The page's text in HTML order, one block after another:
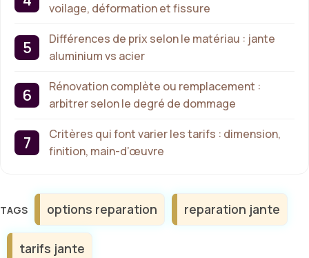
voilage, déformation et fissure
Différences de prix selon le matériau : jante
aluminium vs acier
Rénovation complète ou remplacement :
arbitrer selon le degré de dommage
Critères qui font varier les tarifs : dimension,
finition, main-d’œuvre
Étiquettes
options reparation reparation jante
tarifs jante